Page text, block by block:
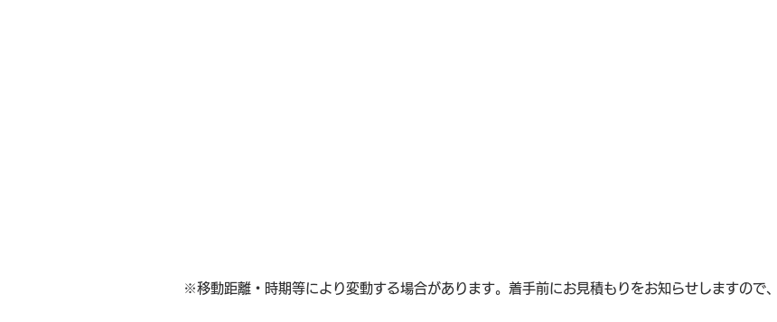
※移動距離・時期等により変動する場合があります。着手前にお見積もりをお知らせしますので